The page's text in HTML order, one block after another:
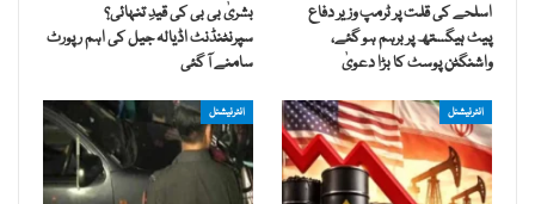
اسلحے کی قلت پر ٹرمپ وزیر دفاع
پیٹ ہیگستھ پر برہم ہو گئے،
واشنگٹن پوسٹ کا بڑا دعویٰ
بشریٰ بی بی کی قیدِ تنہائی؟
سپرنٹنڈنٹ اڈیالہ جیل کی اہم رپورٹ
سامنے آ گئی
انٹرنیشنل انٹرنیشنل